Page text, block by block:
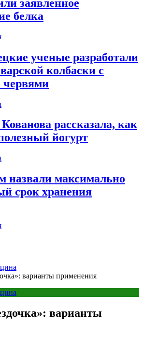
заявленное
белка
ученые разработали
колбаски с
рассказала, как
йогурт
назвали максимально
срок хранения
варианты применения
варианты